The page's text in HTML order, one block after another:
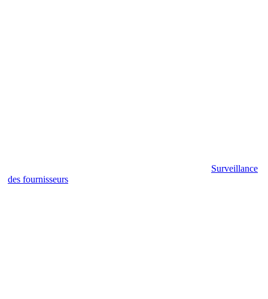
Surveillance
des fournisseurs